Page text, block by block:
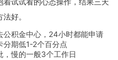
好。
公积金中心，24小时都能申请
分期低1-2个百分点
，慢的一般3个工作日